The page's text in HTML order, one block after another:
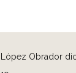
López Obrador